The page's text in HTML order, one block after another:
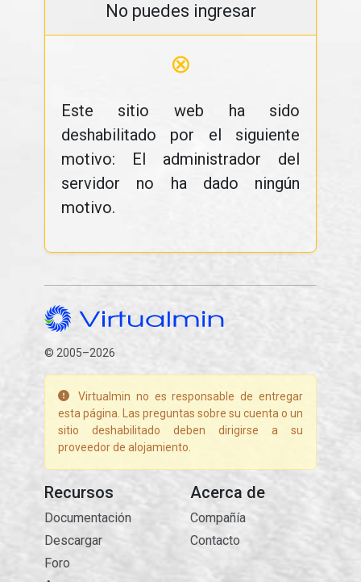
No puedes ingresar
⊗
Este sitio web ha sido
deshabilitado por el siguiente
motivo: El administrador del
servidor no ha dado ningún
motivo.
© 2005–2026
Virtualmin no es responsable de entregar
esta página. Las preguntas sobre su cuenta o un
sitio deshabilitado deben dirigirse a su
proveedor de alojamiento.
Recursos
Documentación
Descargar
Foro
Acerca de
Compañía
Contacto